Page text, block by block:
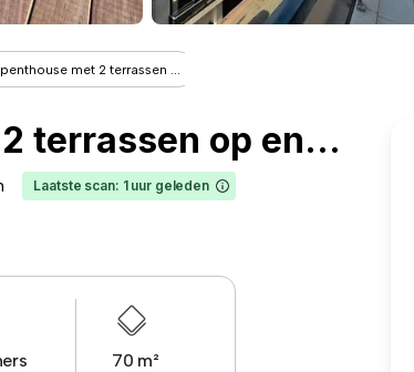
met 2 terrassen ...
Gemeubelde penthouse met 2 terrassen op enkele passen van de Zeedijk.
Laatste scan: 1 uur geleden
70 m²